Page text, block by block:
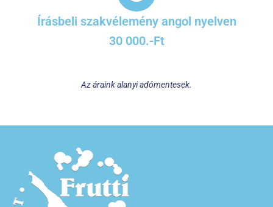
Írásbeli szakvélemény angol nyelven
30 000.-Ft
Az áraink alanyi adómentesek.